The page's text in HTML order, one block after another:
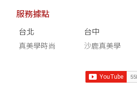
服務據點
台北
真美學時尚
台中
沙鹿真美學